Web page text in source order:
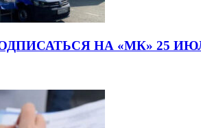
НА «МК» 25